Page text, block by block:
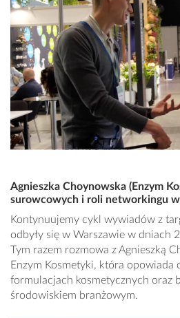
Agnieszka Choynowska (Enzym
surowcowych i roli networkingu
Kontynuujemy cykl wywiadów z
odbyły się w Warszawie w dniach
Tym razem rozmowa z Agnieszką
Enzym Kosmetyki, która opowiada
formulacjach kosmetycznych oraz
środowiskiem branżowym.